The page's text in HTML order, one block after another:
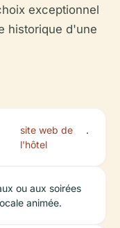
exceptionnel
historique d'une
site web de
l'hôtel
.
ou aux soirées
animée.